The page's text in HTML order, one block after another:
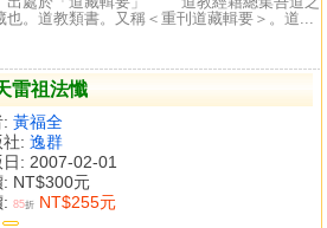
也。道教類書。又稱＜重刊道藏輯要＞。道...
雷祖法懺
黃福全
社: 逸群
日: 2007-02-01
: NT$300元
85折 NT$255元